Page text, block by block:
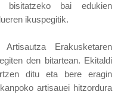
bisitatzeko bai edukien
ikuspegitik.
Erakusketaren
den bitartean. Ekitaldi
ditu eta bere eragin
artisauei hitzordura